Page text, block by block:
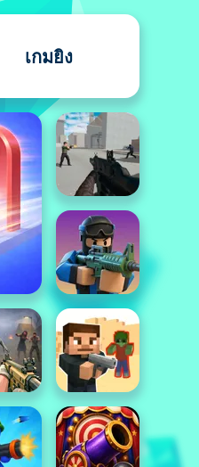
เกมยิง